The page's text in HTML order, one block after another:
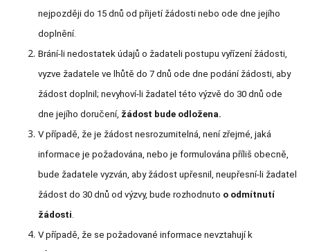
nejpozději do 15 dnů od přijetí žádosti nebo ode dne jejího
doplnění.
Brání-li nedostatek údajů o žadateli postupu vyřízení žádosti,
vyzve žadatele ve lhůtě do 7 dnů ode dne podání žádosti, aby
žádost doplnil; nevyhoví-li žadatel této výzvě do 30 dnů ode
dne jejího doručení, žádost bude odložena.
V případě, že je žádost nesrozumitelná, není zřejmé, jaká
informace je požadována, nebo je formulována příliš obecně,
bude žadatele vyzván, aby žádost upřesnil, neupřesní-li žadatel
žádost do 30 dnů od výzvy, bude rozhodnuto o odmítnutí
žádosti.
V případě, že se požadované informace nevztahují k